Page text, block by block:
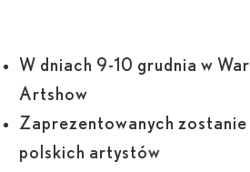
W dniach 9-10 grudnia w
Artshow
Zaprezentowanych
polskich artystów